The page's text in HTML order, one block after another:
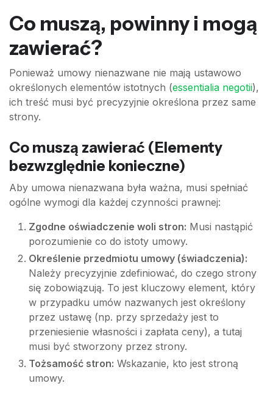
Co muszą, powinny i mogą
zawierać?
Ponieważ umowy nienazwane nie mają ustawowo
określonych elementów istotnych (essentialia negotii),
ich treść musi być precyzyjnie określona przez same
strony.
Co muszą zawierać (Elementy
bezwzględnie konieczne)
Aby umowa nienazwana była ważna, musi spełniać
ogólne wymogi dla każdej czynności prawnej:
Zgodne oświadczenie woli stron: Musi nastąpić
porozumienie co do istoty umowy.
Określenie przedmiotu umowy (świadczenia):
Należy precyzyjnie zdefiniować, do czego strony
się zobowiązują. To jest kluczowy element, który
w przypadku umów nazwanych jest określony
przez ustawę (np. przy sprzedaży jest to
przeniesienie własności i zapłata ceny), a tutaj
musi być stworzony przez strony.
Tożsamość stron: Wskazanie, kto jest stroną
umowy.